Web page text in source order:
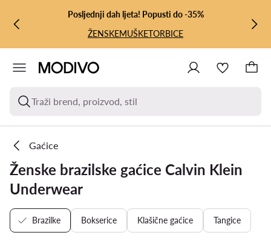
PRIJEĐI NA GLAVNI SADRŽAJ
PRIJEĐI NA PRETRAŽIVANJE
Posljednji dah ljeta! Popusti do -35%
ŽENSKEMUŠKETORBICE
Traži brend, proizvod, stil
Gaćice
Ženske brazilske gaćice Calvin Klein
Underwear
Brazilke Bokserice Klašične gaćice Tangice